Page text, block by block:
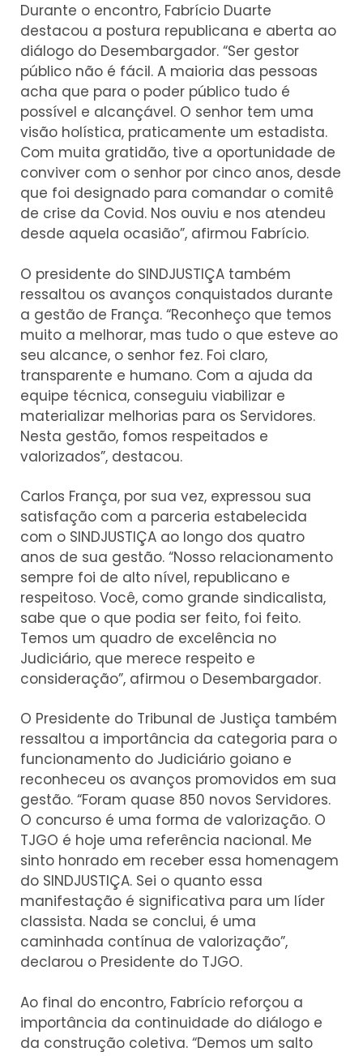
Durante o encontro, Fabrício Duarte
destacou a postura republicana e aberta ao
diálogo do Desembargador. “Ser gestor
público não é fácil. A maioria das pessoas
acha que para o poder público tudo é
possível e alcançável. O senhor tem uma
visão holística, praticamente um estadista.
Com muita gratidão, tive a oportunidade de
conviver com o senhor por cinco anos, desde
que foi designado para comandar o comitê
de crise da Covid. Nos ouviu e nos atendeu
desde aquela ocasião”, afirmou Fabrício.
O presidente do SINDJUSTIÇA também
ressaltou os avanços conquistados durante
a gestão de França. “Reconheço que temos
muito a melhorar, mas tudo o que esteve ao
seu alcance, o senhor fez. Foi claro,
transparente e humano. Com a ajuda da
equipe técnica, conseguiu viabilizar e
materializar melhorias para os Servidores.
Nesta gestão, fomos respeitados e
valorizados”, destacou.
Carlos França, por sua vez, expressou sua
satisfação com a parceria estabelecida
com o SINDJUSTIÇA ao longo dos quatro
anos de sua gestão. “Nosso relacionamento
sempre foi de alto nível, republicano e
respeitoso. Você, como grande sindicalista,
sabe que o que podia ser feito, foi feito.
Temos um quadro de excelência no
Judiciário, que merece respeito e
consideração”, afirmou o Desembargador.
O Presidente do Tribunal de Justiça também
ressaltou a importância da categoria para o
funcionamento do Judiciário goiano e
reconheceu os avanços promovidos em sua
gestão. “Foram quase 850 novos Servidores.
O concurso é uma forma de valorização. O
TJGO é hoje uma referência nacional. Me
sinto honrado em receber essa homenagem
do SINDJUSTIÇA. Sei o quanto essa
manifestação é significativa para um líder
classista. Nada se conclui, é uma
caminhada contínua de valorização”,
declarou o Presidente do TJGO.
Ao final do encontro, Fabrício reforçou a
importância da continuidade do diálogo e
da construção coletiva. “Demos um salto